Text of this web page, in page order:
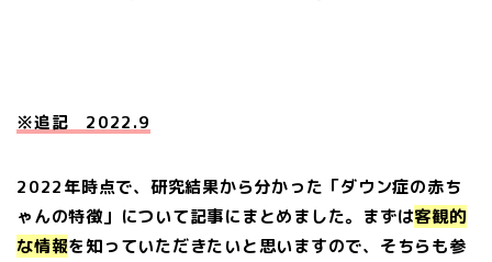
※追記 2022.9
2022年時点で、研究結果から分かった「ダウン症の赤ち
ゃんの特徴」について記事にまとめました。まずは客観的
な情報を知っていただきたいと思いますので、そちらも参